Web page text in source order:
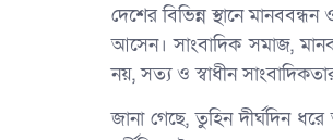
দেশের বিভিন্ন স্থানে
আসেন। সাংবাদিক সমাজ,
নয়, সত্য ও স্বাধীন
জানা গেছে, তুহিন দীর্ঘদিন